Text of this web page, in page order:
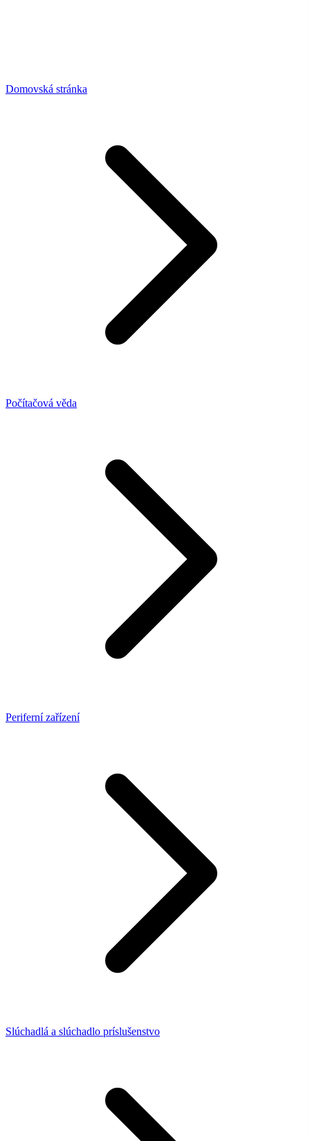
Domovská stránka
Počítačová věda
Periferní zařízení
Slúchadlá a slúchadlo príslušenstvo